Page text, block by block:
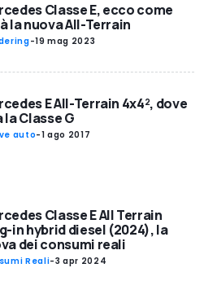
Classe E, ecco come
la nuova All-Terrain
-19 mag 2023
E All-Terrain 4x4², dove
la Classe G
auto-1 ago 2017
Classe E All Terrain
in hybrid diesel (2024), la
dei consumi reali
Reali-3 apr 2024